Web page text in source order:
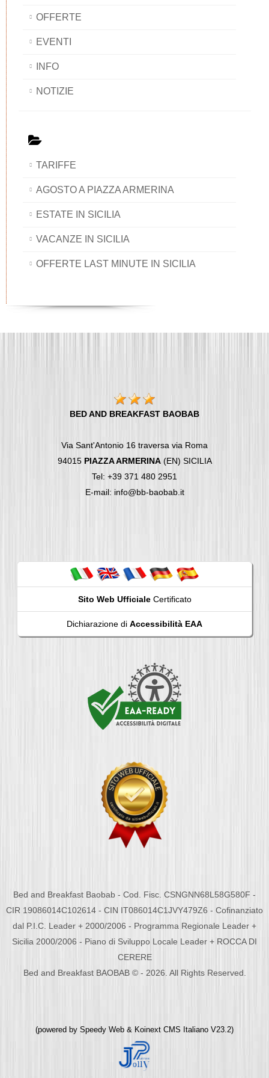
OFFERTE
EVENTI
INFO
NOTIZIE
TARIFFE
AGOSTO A PIAZZA ARMERINA
ESTATE IN SICILIA
VACANZE IN SICILIA
OFFERTE LAST MINUTE IN SICILIA
BED AND BREAKFAST BAOBAB
Via Sant'Antonio 16 traversa via Roma
94015 PIAZZA ARMERINA(EN) SICILIA
Tel: +39 371 480 2951
E-mail: info@bb-baobab.it
Sito Web UfficialeCertificato
Dichiarazione di Accessibilità EAA
Bed and Breakfast Baobab - Cod. Fisc. CSNGNN68L58G580F -
CIR 19086014C102614 - CIN IT086014C1JVY479Z6 - Cofinanziato
dal P.I.C. Leader + 2000/2006 - Programma Regionale Leader +
Sicilia 2000/2006 - Piano di Sviluppo Locale Leader + ROCCA DI
CERERE
Bed and Breakfast BAOBAB © - 2026. All Rights Reserved.
(powered by Speedy Web & Koinext CMS Italiano V23.2)